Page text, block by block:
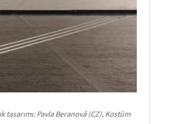
Pavla Beranová (CZ), Kostüm